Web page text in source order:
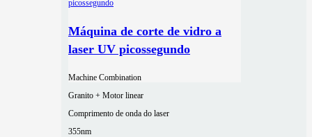
Máquina de corte de vidro a
laser UV picossegundo
Machine Combination
Granito + Motor linear
Comprimento de onda do laser
355nm